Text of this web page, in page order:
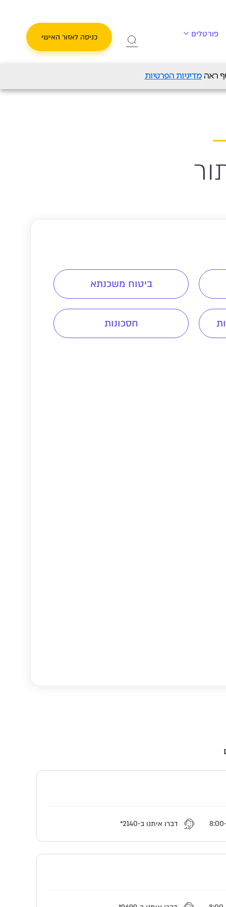
פורטלים כניסה לאזור האישי
מדיניות הפרטיות
ביטוח משכנתא
חסכונות
דברו איתנו ב-*2140